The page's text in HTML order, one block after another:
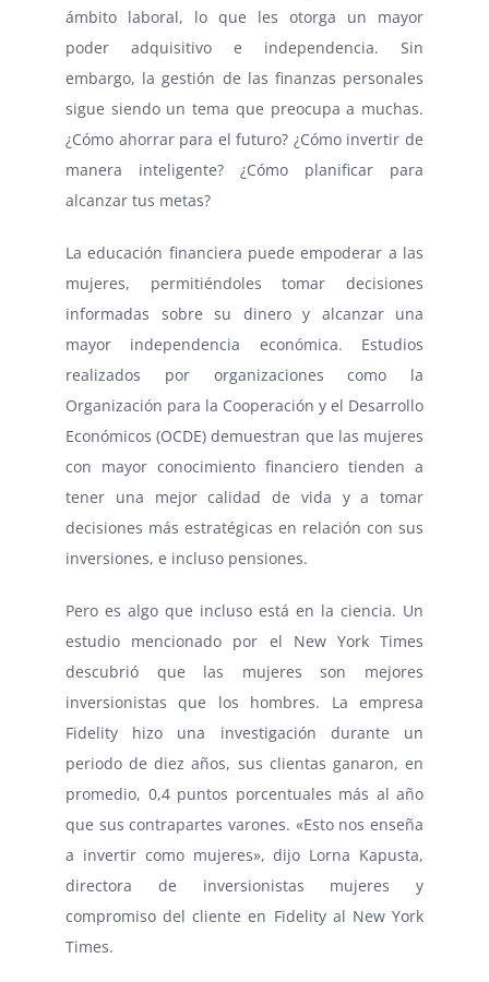
ámbito laboral, lo que les otorga un mayor
poder adquisitivo e independencia. Sin
embargo, la gestión de las finanzas personales
sigue siendo un tema que preocupa a muchas.
¿Cómo ahorrar para el futuro? ¿Cómo invertir de
manera inteligente? ¿Cómo planificar para
alcanzar tus metas?
La educación financiera puede empoderar a las
mujeres, permitiéndoles tomar decisiones
informadas sobre su dinero y alcanzar una
mayor independencia económica. Estudios
realizados por organizaciones como la
Organización para la Cooperación y el Desarrollo
Económicos (OCDE) demuestran que las mujeres
con mayor conocimiento financiero tienden a
tener una mejor calidad de vida y a tomar
decisiones más estratégicas en relación con sus
inversiones, e incluso pensiones.
Pero es algo que incluso está en la ciencia. Un
estudio mencionado por el New York Times
descubrió que las mujeres son mejores
inversionistas que los hombres. La empresa
Fidelity hizo una investigación durante un
periodo de diez años, sus clientas ganaron, en
promedio, 0,4 puntos porcentuales más al año
que sus contrapartes varones. «Esto nos enseña
a invertir como mujeres», dijo Lorna Kapusta,
directora de inversionistas mujeres y
compromiso del cliente en Fidelity al New York
Times.